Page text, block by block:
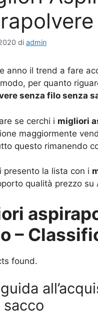
di admin
anno il trend a fare
per quanto
senza filo senza
se cerchi i migliori
maggiormente
questo rimanendo
presento la lista con i
qualità prezzo su
–
found.
sacco